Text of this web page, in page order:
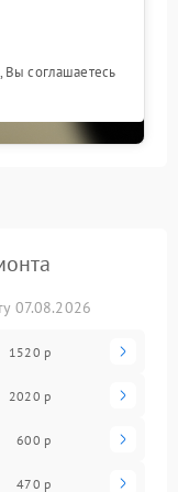
Вы соглашаетесь
07.08.2026
1520 р
2020 р
600 р
470 р